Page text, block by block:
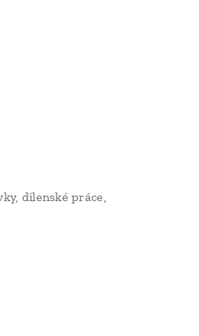
dílenské práce,